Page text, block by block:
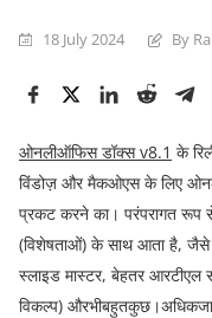
18 July 2024 By
ओनलीऑफिस डॉक्सv8.1 के
विंडोज़ और मैकओएस के लिए
प्रकट करने का। परंपरागत रूप
(विशेषताओं) के साथ आता है, जैसे
स्लाइड मास्टर, बेहतर आरटीएल
विकल्प)